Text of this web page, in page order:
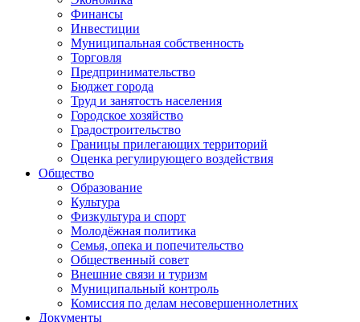
Финансы
Инвестиции
Муниципальная собственность
Торговля
Предпринимательство
Бюджет города
Труд и занятость населения
Городское хозяйство
Градостроительство
Границы прилегающих территорий
Оценка регулирующего воздействия
Общество
Образование
Культура
Физкультура и спорт
Молодёжная политика
Семья, опека и попечительство
Общественный совет
Внешние связи и туризм
Муниципальный контроль
Комиссия по делам несовершеннолетних
Документы